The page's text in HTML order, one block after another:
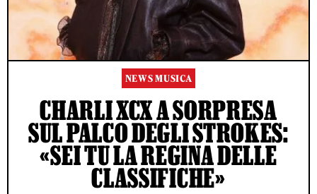
NEWS MUSICA
CHARLI XCX A SORPRESA
SUL PALCO DEGLI STROKES:
«SEI TU LA REGINA DELLE
CLASSIFICHE»